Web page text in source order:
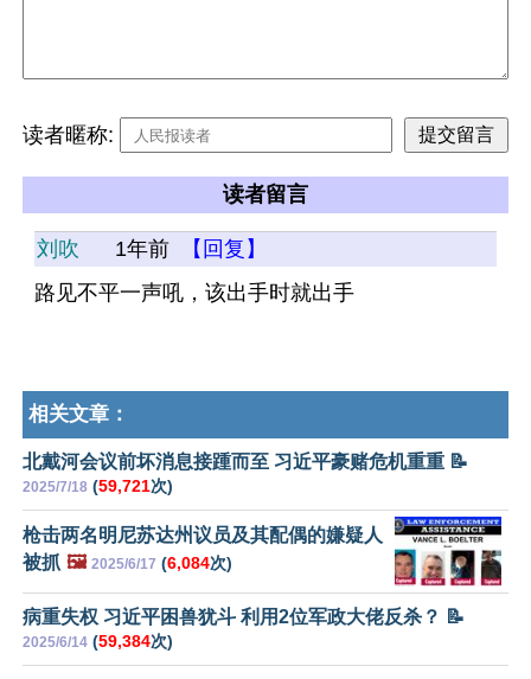
读者暱称:
读者留言
刘吹 1年前
【回复】
路见不平一声吼，该出手时就出手
相关文章：
北戴河会议前坏消息接踵而至 习近平豪赌危机重重 📝
2025/7/18 (59,721次)
枪击两名明尼苏达州议员及其配偶的嫌疑人
被抓 🖼️ 2025/6/17 (6,084次)
病重失权 习近平困兽犹斗 利用2位军政大佬反杀？ 📝
2025/6/14 (59,384次)